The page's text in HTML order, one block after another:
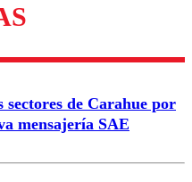
Enviar comentario
sectores de Carahue por
mensajería SAE